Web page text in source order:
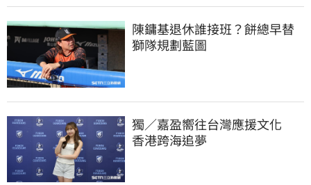
陳鏞基退休誰接班？餅總早替
獅隊規劃藍圖
獨／嘉盈嚮往台灣應援文化
香港跨海追夢